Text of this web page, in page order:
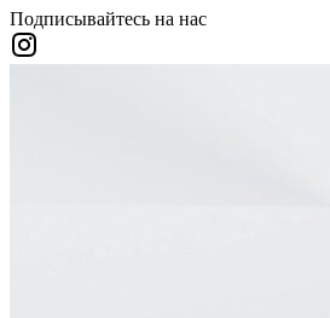
Подписывайтесь на нас